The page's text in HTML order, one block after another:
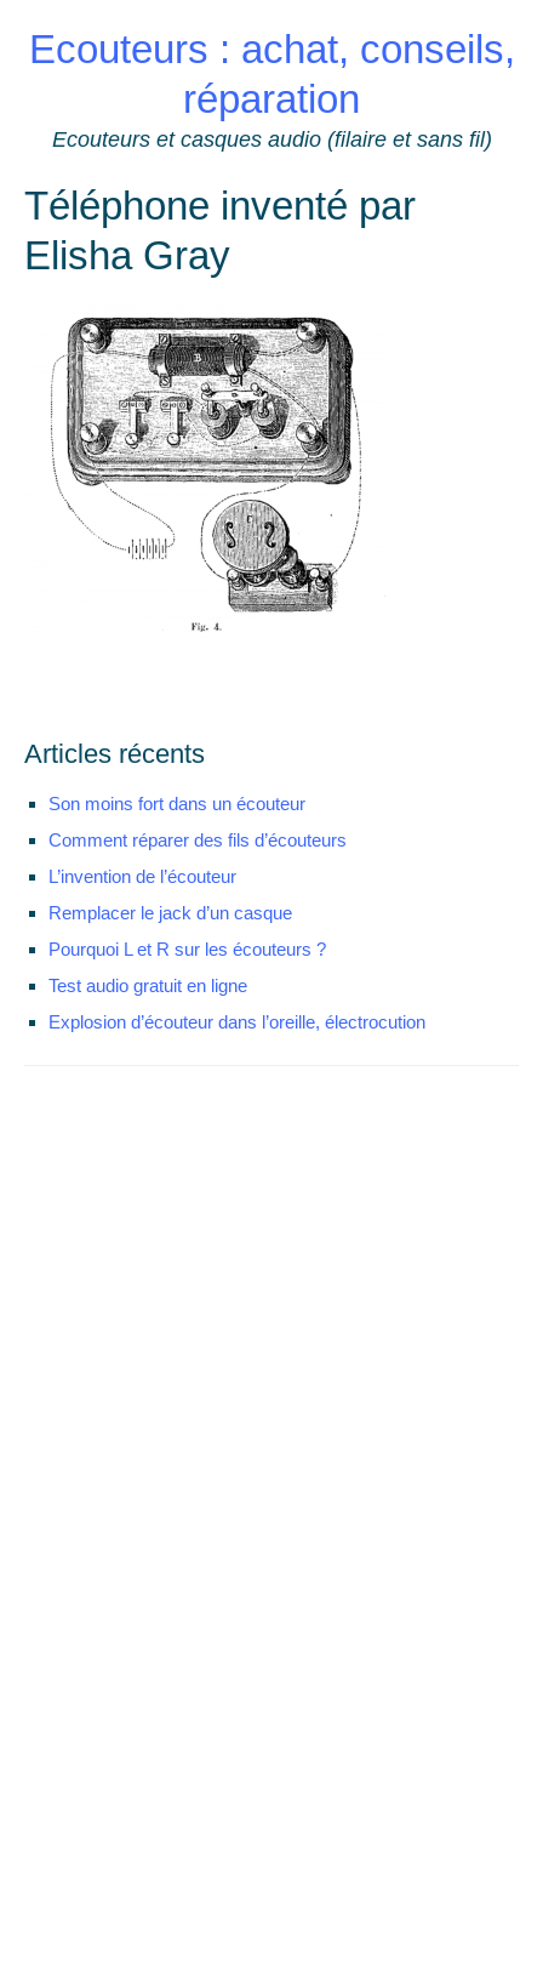
contentEcouteurs : achat, conseils,
réparation
Ecouteurs et casques audio (filaire et sans fil)
Téléphone inventé par
Elisha Gray
Articles récents
Son moins fort dans un écouteur
Comment réparer des fils d’écouteurs
L’invention de l’écouteur
Remplacer le jack d’un casque
Pourquoi L et R sur les écouteurs ?
Test audio gratuit en ligne
Explosion d’écouteur dans l’oreille, électrocution